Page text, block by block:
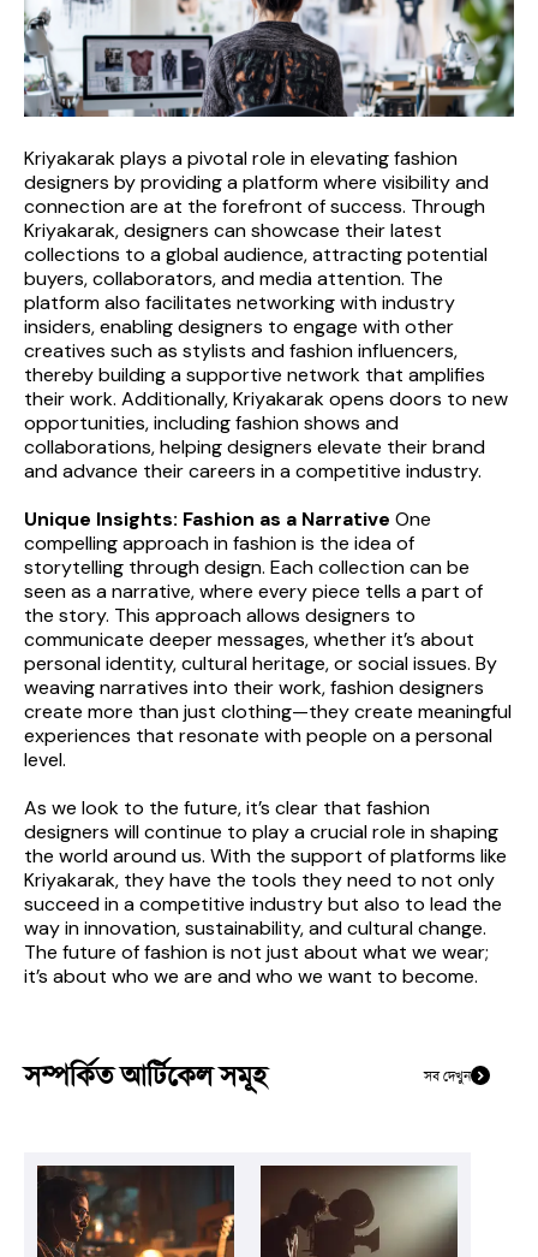
Kriyakarak plays a pivotal role in elevating fashion
designers by providing a platform where visibility and
connection are at the forefront of success. Through
Kriyakarak, designers can showcase their latest
collections to a global audience, attracting potential
buyers, collaborators, and media attention. The
platform also facilitates networking with industry
insiders, enabling designers to engage with other
creatives such as stylists and fashion influencers,
thereby building a supportive network that amplifies
their work. Additionally, Kriyakarak opens doors to new
opportunities, including fashion shows and
collaborations, helping designers elevate their brand
and advance their careers in a competitive industry.
Unique Insights: Fashion as a Narrative One
compelling approach in fashion is the idea of
storytelling through design. Each collection can be
seen as a narrative, where every piece tells a part of
the story. This approach allows designers to
communicate deeper messages, whether it’s about
personal identity, cultural heritage, or social issues. By
weaving narratives into their work, fashion designers
create more than just clothing—they create meaningful
experiences that resonate with people on a personal
level.
As we look to the future, it’s clear that fashion
designers will continue to play a crucial role in shaping
the world around us. With the support of platforms like
Kriyakarak, they have the tools they need to not only
succeed in a competitive industry but also to lead the
way in innovation, sustainability, and cultural change.
The future of fashion is not just about what we wear;
it’s about who we are and who we want to become.
সম্পর্কিত আর্টিকেল সমূহ সব দেখুন